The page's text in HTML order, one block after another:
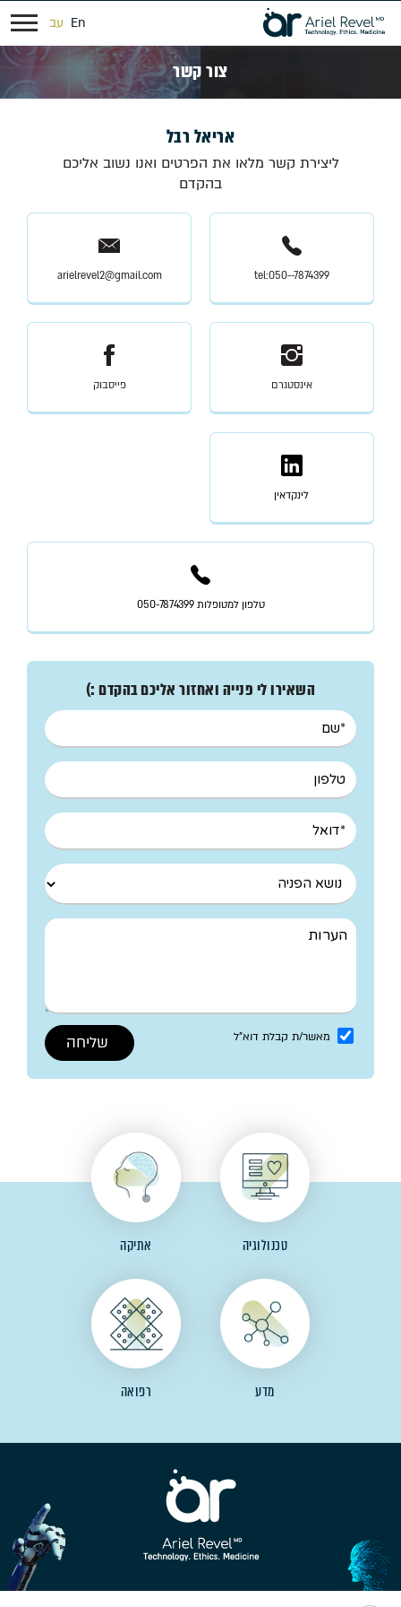
עב En
צור קשר
אריאל רבל
ליצירת קשר מלאו את הפרטים ואנו נשוב אליכם
בהקדם
tel:050--7874399
arielrevel2@gmail.com
אינסטגרם פייסבוק
לינקדאין
טלפון למטופלות 050-7874399
השאירו לי פנייה ואחזור אליכם בהקדם :)
מאשר/ת קבלת דוא"ל
טכנולוגיה אתיקה
מדע רפואה